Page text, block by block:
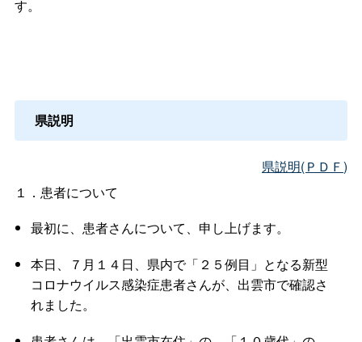
す。
県説明
県説明(ＰＤＦ)
１．患者について
最初に、患者さんについて、申し上げます。
本日、７月１４日、県内で「２５例目」となる新型
コロナウイルス感染症患者さんが、出雲市で確認さ
れました。